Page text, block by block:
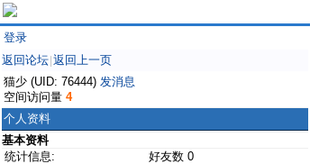
登录
返回论坛 返回上一页
猫少 (UID: 76444) 发消息
空间访问量 4
个人资料
基本资料
统计信息:
好友数 0